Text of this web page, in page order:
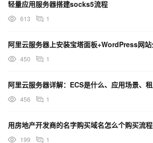
轻量应用服务器搭建socks5流程
613 1
450 1
456 1
用房地产开发商的名字购买域名怎么个购买流程
199 1